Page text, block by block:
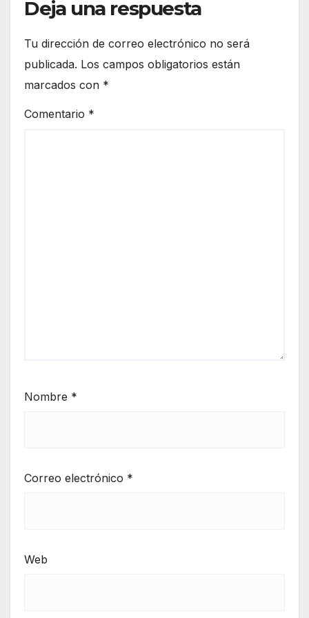
Deja una respuesta
Tu dirección de correo electrónico no será
publicada. Los campos obligatorios están
marcados con *
Comentario *
Nombre *
Correo electrónico *
Web